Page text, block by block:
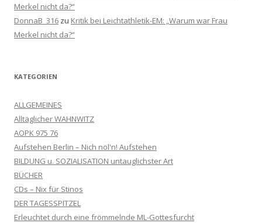
Merkel nicht da?“
DonnaB_316 zu Kritik bei Leichtathletik-EM: „Warum war Frau
Merkel nicht da?“
KATEGORIEN
ALLGEMEINES
Alltäglicher WAHNWITZ
AOPK 975 76
Aufstehen Berlin – Nich nöl'n! Aufstehen
BILDUNG u. SOZIALISATION untauglichster Art
BÜCHER
CDs – Nix für Stinos
DER TAGESSPITZEL
Erleuchtet durch eine frömmelnde ML-Gottesfurcht